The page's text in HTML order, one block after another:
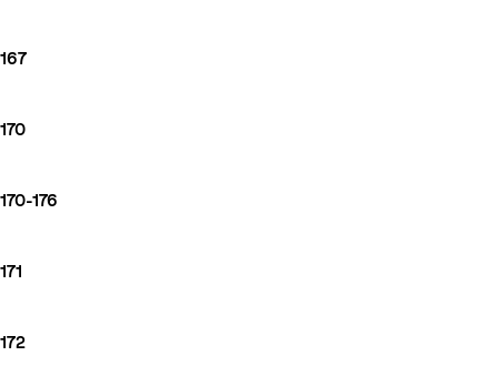
167
170
170-176
171
172